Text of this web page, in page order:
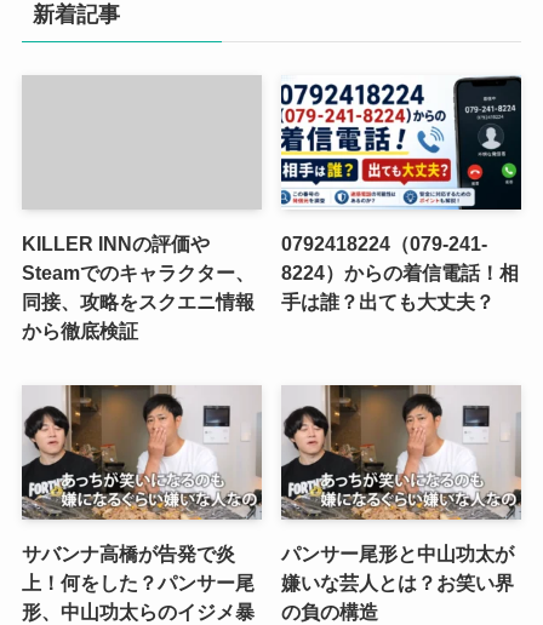
新着記事
KILLER INNの評価や
Steamでのキャラクター、
同接、攻略をスクエニ情報
から徹底検証
0792418224（079-241-
8224）からの着信電話！相
手は誰？出ても大丈夫？
サバンナ高橋が告発で炎
上！何をした？パンサー尾
形、中山功太らのイジメ暴
パンサー尾形と中山功太が
嫌いな芸人とは？お笑い界
の負の構造